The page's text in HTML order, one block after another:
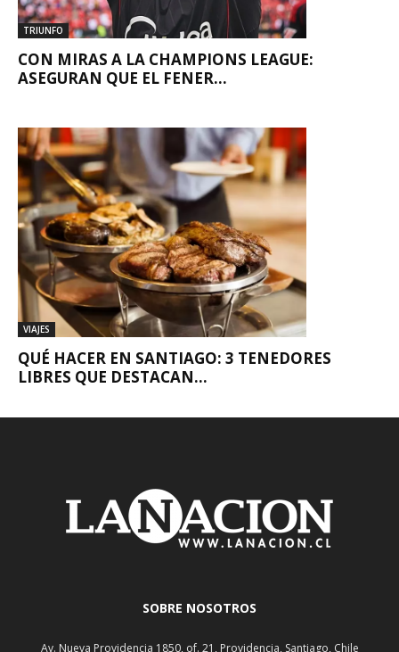
TRIUNFO
CON MIRAS A LA CHAMPIONS LEAGUE:
ASEGURAN QUE EL FENER...
VIAJES
QUÉ HACER EN SANTIAGO: 3 TENEDORES
LIBRES QUE DESTACAN...
SOBRE NOSOTROS
Av. Nueva Providencia 1850, of. 21, Providencia, Santiago, Chile